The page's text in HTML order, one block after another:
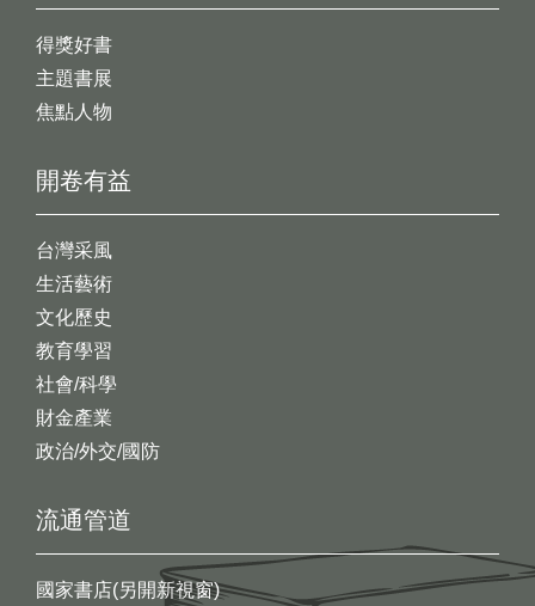
開卷有益
台灣采風
生活藝術
文化歷史
教育學習
社會/科學
財金產業
政治/外交/國防
得獎好書
主題書展
焦點人物
流通管道
國家書店(另開新視窗)